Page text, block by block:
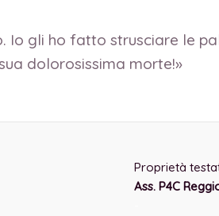
Io gli ho fatto strusciare le
dolorosissima morte!»
Proprietà
Ass. P4C